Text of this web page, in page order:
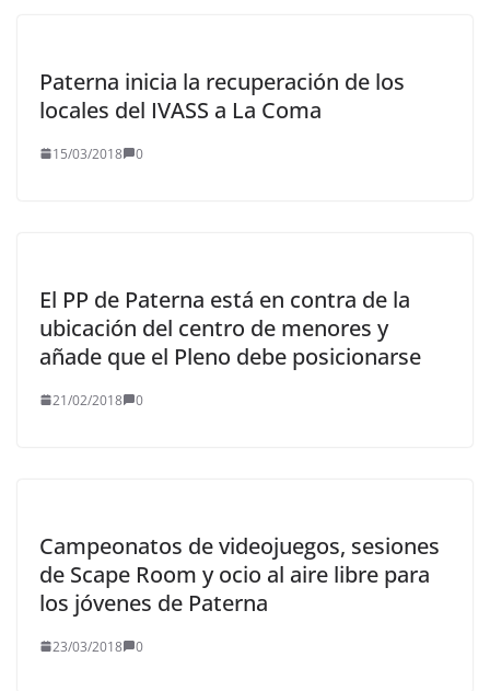
Paterna inicia la recuperación de los
locales del IVASS a La Coma
15/03/2018 0
El PP de Paterna está en contra de la
ubicación del centro de menores y
añade que el Pleno debe posicionarse
21/02/2018 0
Campeonatos de videojuegos, sesiones
de Scape Room y ocio al aire libre para
los jóvenes de Paterna
23/03/2018 0